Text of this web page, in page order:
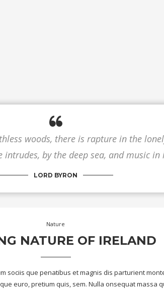
woods, there is rapture in the
intrudes, by the deep sea, and music in
LORD BYRON
Nature
NATURE OF IRELAND
sociis que penatibus et magnis dis parturient
euro, pretium quis, sem. Nulla onsequat massa